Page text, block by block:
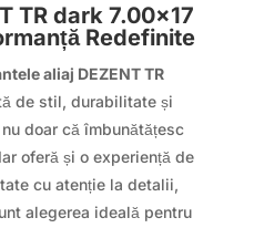
TR dark 7.00×17
Redefinite
aliaj DEZENT TR
de stil, durabilitate și
doar că îmbunătățesc
oferă și o experiență de
cu atenție la detalii,
alegerea ideală pentru